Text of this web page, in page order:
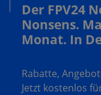
Der FPV24
Nonsens.
Monat. In
Rabatte,
Jetzt kostenlos